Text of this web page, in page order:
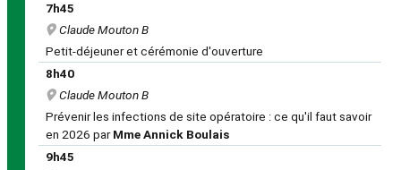
7h45
Claude Mouton B
Petit-déjeuner et cérémonie d'ouverture
8h40
Claude Mouton B
Prévenir les infections de site opératoire : ce qu'il faut savoir
en 2026 parMme Annick Boulais
9h45